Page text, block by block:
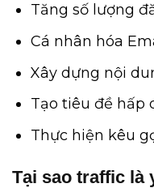
Tăng số lượng
Cá nhân hóa
Xây dựng nội
Tạo tiêu đề hấp
Thực hiện kêu
Tại sao traffic là